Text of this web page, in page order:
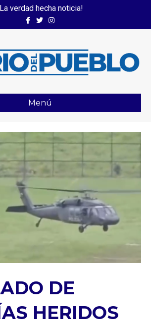
verdad hecha noticia!
FacebookTwitterInstagram
Menú
DE
HERIDOS